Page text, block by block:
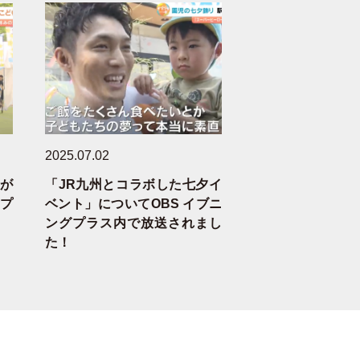
2025.07.02
「JR九州とコラボした七夕イ
ベント」についてOBS イブニ
ングプラス内で放送されまし
た！